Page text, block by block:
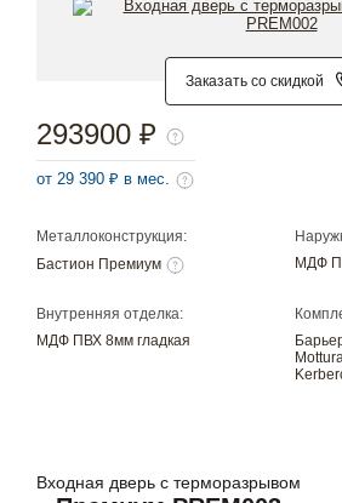
Заказать со скидкой
Металлоконструкция:
Бастион Премиум
МДФ
Внутренняя отделка:
МДФ ПВХ 8мм гладкая
293900 ₽
от 29 390 ₽ в мес.
Входная дверь с терморазрывом